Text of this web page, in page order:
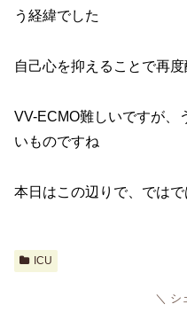
う経緯でした
自己心を抑えることで再
VV-ECMO難しいですが、
いものですね
本日はこの辺りで、ではで
ICU
シ